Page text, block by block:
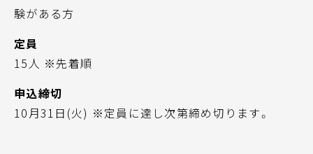
験がある方
定員
15人 ※先着順
申込締切
10月31日(火) ※定員に達し次第締め切ります。